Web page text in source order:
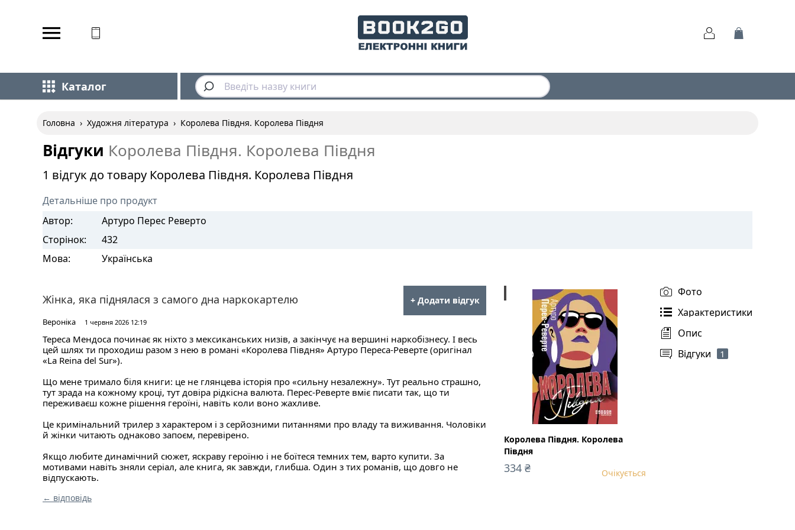
Каталог
Головна › Художня література › Королева Півдня. Королева Півдня
Відгуки Королева Півдня. Королева Півдня
1 відгук до товару Королева Півдня. Королева Півдня
Детальніше про продукт
Автор:
Артуро Перес Реверто
Сторінок:
432
Мова:
Українська
Фото
Характеристики
Опис
Відгуки
1
+ Додати відгук
Жінка, яка піднялася з самого дна наркокартелю
Вероніка 1 червня 2026 12:19
Тереса Мендоса починає як ніхто з мексиканських низів, а закінчує на вершині наркобізнесу. І весь
цей шлях ти проходиш разом з нею в романі «Королева Півдня» Артуро Переса-Реверте (оригінал
«La Reina del Sur»).
Що мене тримало біля книги: це не глянцева історія про «сильну незалежну». Тут реально страшно,
тут зрада на кожному кроці, тут довіра рідкісна валюта. Перес-Реверте вміє писати так, що ти
переживаєш кожне рішення героїні, навіть коли воно жахливе.
Це кримінальний трилер з характером і з серйозними питаннями про владу та виживання. Чоловіки
й жінки читають однаково запоєм, перевірено.
Якщо любите динамічний сюжет, яскраву героїню і не боїтеся темних тем, варто купити. За
мотивами навіть зняли серіал, але книга, як завжди, глибша. Один з тих романів, що довго не
відпускають.
← відповідь
Королева Півдня. Королева
Півдня
334 ₴ Очікується